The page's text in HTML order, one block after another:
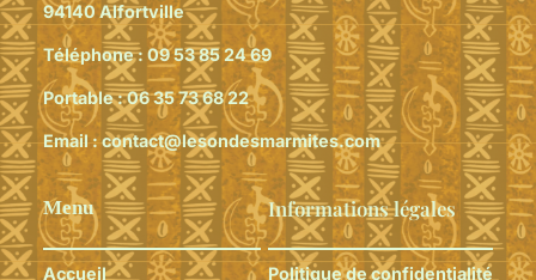
94140 Alfortville
Téléphone : 09 53 85 24 69
Portable :06 35 73 68 22
Email :contact@lesondesmarmites.com
Menu
Accueil
Informations légales
Politique de confidentialité